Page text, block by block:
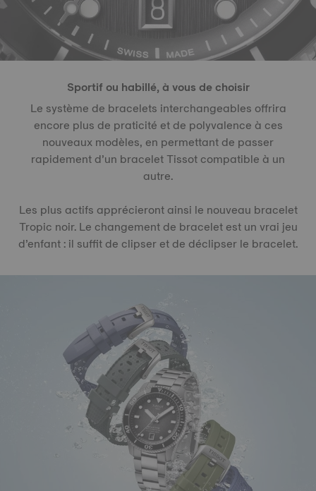
Sportif ou habillé, à vous de choisir
Le système de bracelets interchangeables offrira
encore plus de praticité et de polyvalence à ces
nouveaux modèles, en permettant de passer
rapidement d’un bracelet Tissot compatible à un
autre.
Les plus actifs apprécieront ainsi le nouveau bracelet
Tropic noir. Le changement de bracelet est un vrai jeu
d’enfant : il suffit de clipser et de déclipser le bracelet.